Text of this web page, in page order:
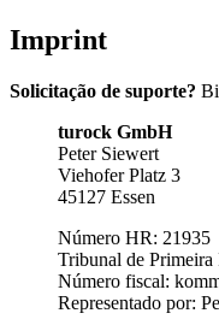
Imprint
Solicitação de suporte?
turock GmbH
Peter Siewert
Viehofer Platz 3
45127 Essen
Número HR: 21935
Tribunal de Primeira
Número fiscal:
Representado por: